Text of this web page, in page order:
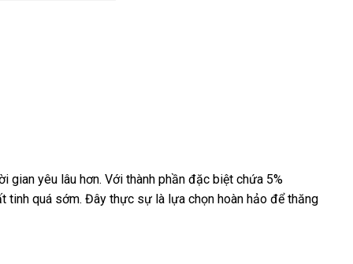
yêu lâu hơn. Với thành phần đặc biệt chứa 5%
tinh quá sớm. Đây thực sự là lựa chọn hoàn hảo để thăng